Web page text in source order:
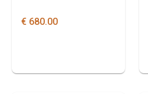
€ 680.00